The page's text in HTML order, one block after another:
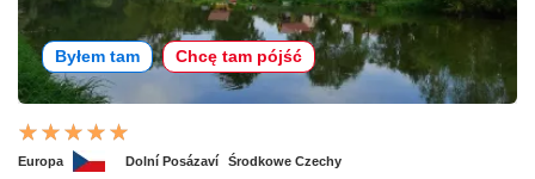
Byłem tam Chcę tam pójść
Europa Dolní Posázaví Środkowe Czechy